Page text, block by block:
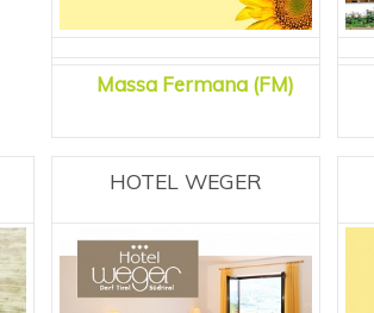
Massa Fermana (FM)
HOTEL WEGER